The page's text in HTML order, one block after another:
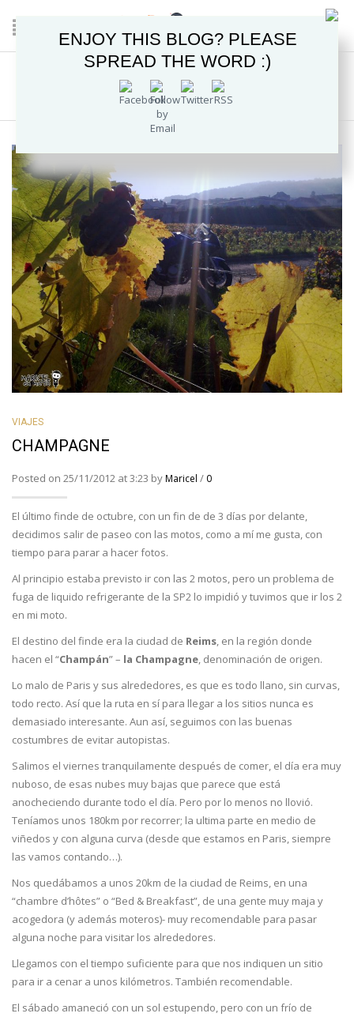
CHAMPAGNE
Home /2012/noviembre
VIAJES
CHAMPAGNE
Posted on 25/11/2012 at 3:23 byMaricel / 0
El último finde de octubre, con un fin de de 3 días por delante,
decidimos salir de paseo con las motos, como a mí me gusta, con
tiempo para parar a hacer fotos.
Al principio estaba previsto ir con las 2 motos, pero un problema de
fuga de liquido refrigerante de la SP2 lo impidió y tuvimos que ir los 2
en mi moto.
El destino del finde era la ciudad de Reims , en la región donde
hacen el “Champán” – la Champagne , denominación de origen.
Lo malo de Paris y sus alrededores, es que es todo llano, sin curvas,
todo recto. Así que la ruta en sí para llegar a los sitios nunca es
demasiado interesante. Aun así, seguimos con las buenas
costumbres de evitar autopistas.
Salimos el viernes tranquilamente después de comer, el día era muy
nuboso, de esas nubes muy bajas que parece que está
anocheciendo durante todo el día. Pero por lo menos no llovió.
Teníamos unos 180km por recorrer; la ultima parte en medio de
viñedos y con alguna curva (desde que estamos en Paris, siempre
las vamos contando…).
Nos quedábamos a unos 20km de la ciudad de Reims, en una
“chambre d’hôtes” o “Bed & Breakfast”, de una gente muy maja y
acogedora (y además moteros)- muy recomendable para pasar
alguna noche para visitar los alrededores.
Llegamos con el tiempo suficiente para que nos indiquen un sitio
para ir a cenar a unos kilómetros. También recomendable.
El sábado amaneció con un sol estupendo, pero con un frío de
ENJOY THIS BLOG? PLEASE
SPREAD THE WORD :)